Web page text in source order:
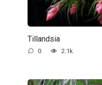
Tillandsia
0 2.1k.